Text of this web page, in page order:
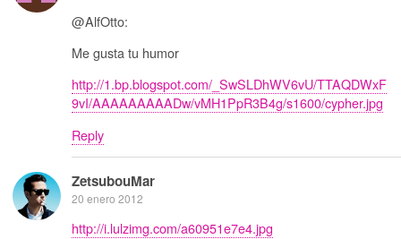
@AlfOtto:
Me gusta tu humor
http://1.bp.blogspot.com/_SwSLDhWV6vU/TTAQDWxF
9vI/AAAAAAAAADw/vMH1PpR3B4g/s1600/cypher.jpg
Reply
ZetsubouMar
20 enero 2012
http://i.lulzimg.com/a60951e7e4.jpg